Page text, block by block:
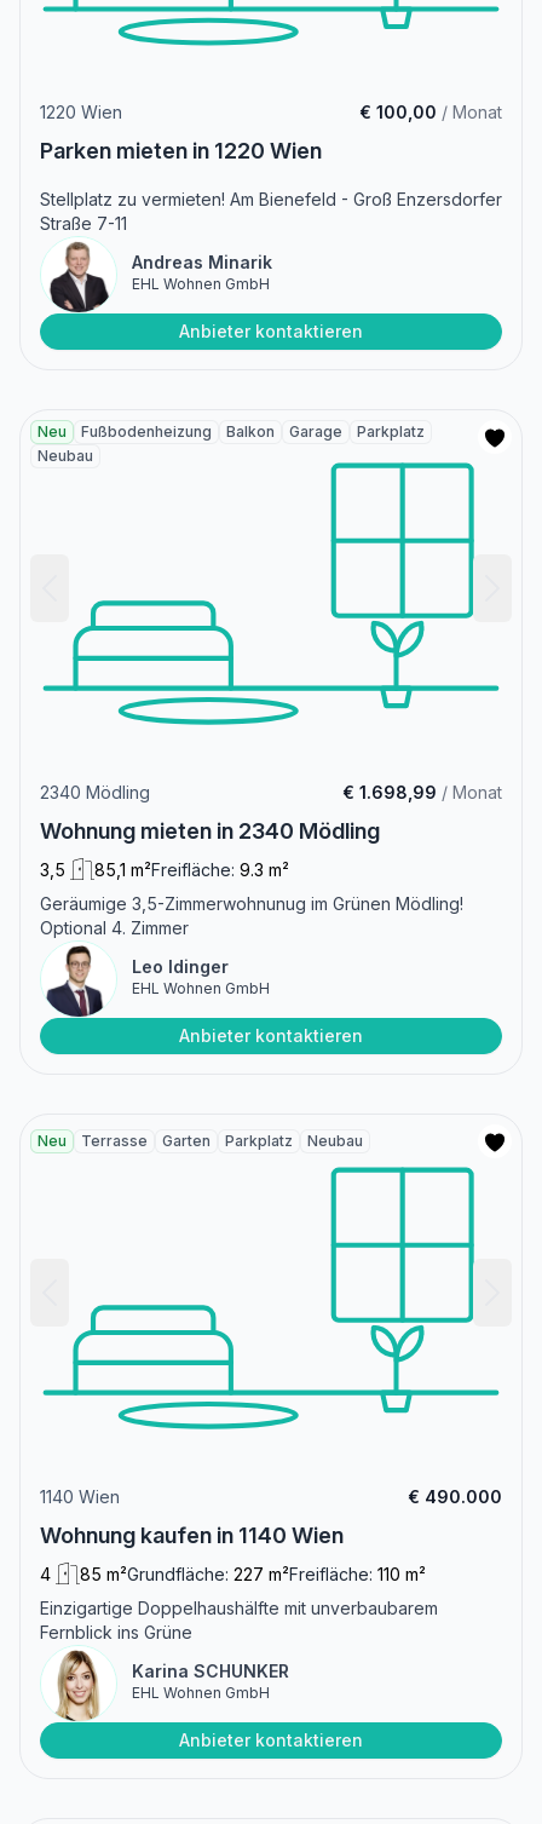
1220 Wien € 100,00 / Monat
Parken mieten in 1220 Wien
Stellplatz zu vermieten! Am Bienefeld - Groß Enzersdorfer
Straße 7-11
Andreas Minarik
EHL Wohnen GmbH
Anbieter kontaktieren
Neu Fußbodenheizung Balkon Garage
Parkplatz
Neubau
2340 Mödling € 1.698,99 / Monat
Wohnung mieten in 2340 Mödling
3,5 85,1 m²Freifläche: 9.3 m²
Geräumige 3,5-Zimmerwohnunug im Grünen Mödling!
Optional 4. Zimmer
Leo Idinger
EHL Wohnen GmbH
Anbieter kontaktieren
Neu Terrasse Garten Parkplatz Neubau
1140 Wien € 490.000
Wohnung kaufen in 1140 Wien
4 85 m²Grundfläche: 227 m²Freifläche: 110 m²
Einzigartige Doppelhaushälfte mit unverbaubarem
Fernblick ins Grüne
Karina SCHUNKER
EHL Wohnen GmbH
Anbieter kontaktieren